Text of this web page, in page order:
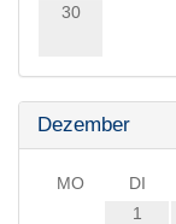
30
Dezember
MO DI
1